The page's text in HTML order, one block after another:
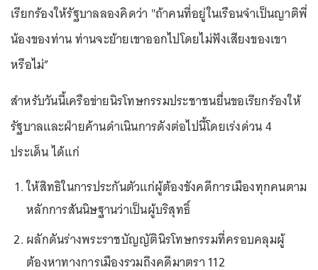
เรียกร้องให้รัฐบาลลองคิดว่า "ถ้าคนที่อยู่ในเรือนจำเป็นญาติพี่
น้องของท่าน ท่านจะย้ายเขาออกไปโดยไม่ฟังเสียงของเขา
หรือไม่”
สำหรับวันนี้เครือข่ายนิรโทษกรรมประชาชนยื่นขอเรียกร้องให้
รัฐบาลและฝ่ายค้านดำเนินการดังต่อไปนี้โดยเร่งด่วน 4
ประเด็น ได้แก่
ให้สิทธิในการประกันตัวแก่ผู้ต้องขังคดีการเมืองทุกคนตาม
หลักการสันนิษฐานว่าเป็นผู้บริสุทธิ์
ผลักดันร่างพระราชบัญญัตินิรโทษกรรมที่ครอบคลุมผู้
ต้องหาทางการเมืองรวมถึงคดีมาตรา 112